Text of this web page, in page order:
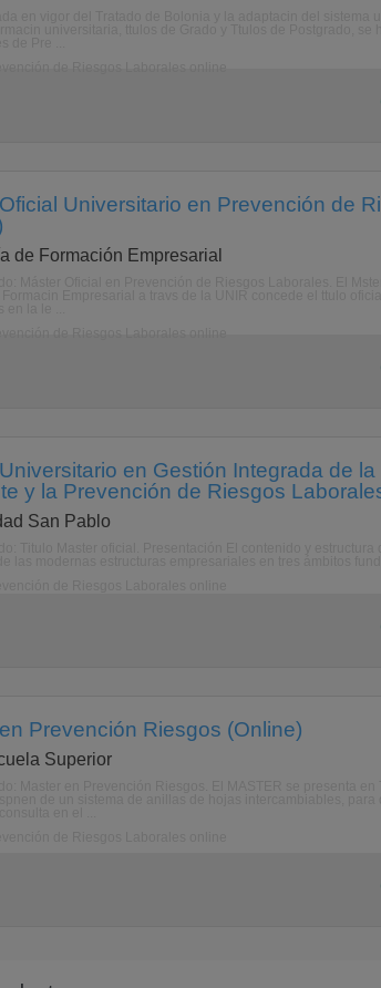
Universitario en Prevención de
de Formación Empresarial
en Gestión Integrada de
y la Prevención de Riesgos
San Pablo
Prevención Riesgos (Online)
Superior